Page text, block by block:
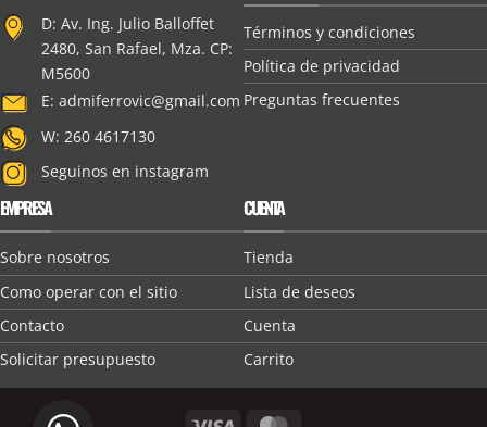
D: Av. Ing. Julio Balloffet
2480, San Rafael, Mza. CP:
M5600
E: admiferrovic@gmail.com
W: 260 4617130
Seguinos en instagram
Términos y condiciones
Política de privacidad
Preguntas frecuentes
EMPRESA
Sobre nosotros
Como operar con el sitio
Contacto
Solicitar presupuesto
CUENTA
Tienda
Lista de deseos
Cuenta
Carrito